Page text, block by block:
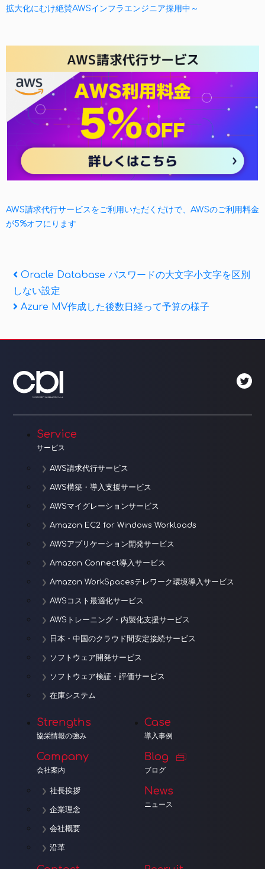
拡大化にむけ絶賛AWSインフラエンジニア採用中～
AWS請求代行サービスをご利用いただくだけで、AWSのご利用料金
が5%オフにります
投
稿
ビ
ゲ
ー
シ
ョ
Previous
Post
Oracle Database パスワードの大文字小文字を区別
しない設定
Next
Azure MV作成した後数日経って予算の様子
Service
サービス
AWS請求代行サービス
AWS構築・導入支援サービス
AWSマイグレーションサービス
Amazon EC2 for Windows Workloads
AWSアプリケーション開発サービス
Amazon Connect導入サービス
Amazon WorkSpacesテレワーク環境導入サービス
AWSコスト最適化サービス
AWSトレーニング・内製化支援サービス
日本・中国のクラウド間安定接続サービス
ソフトウェア開発サービス
ソフトウェア検証・評価サービス
在庫システム
Strengths
協栄情報の強み
Company
会社案内
社長挨拶
企業理念
会社概要
沿革
Case
導入事例
Blog
ブログ
News
ニュース